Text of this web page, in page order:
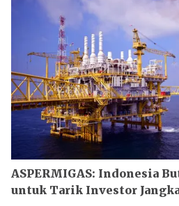
ASPERMIGAS: Indonesia
untuk Tarik Investor